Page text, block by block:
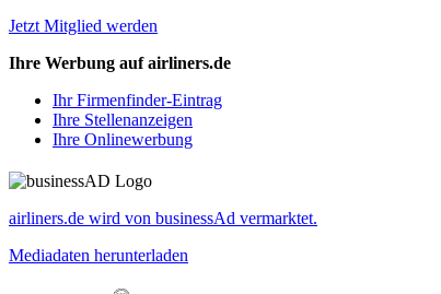
Jetzt Mitglied werden
Ihre Werbung auf airliners.de
Ihr Firmenfinder-Eintrag
Ihre Stellenanzeigen
Ihre Onlinewerbung
airliners.de wird von businessAd vermarktet.
Mediadaten herunterladen